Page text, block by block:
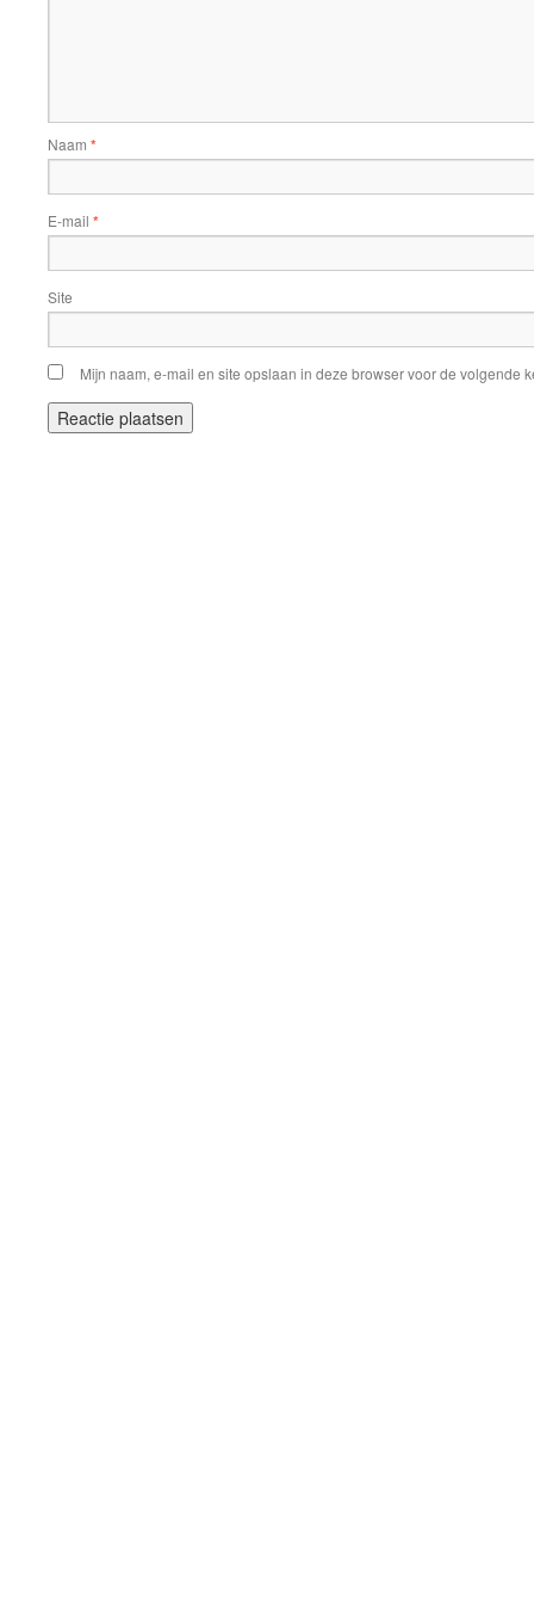
Naam *
E-mail *
Site
Mijn naam, e-mail en site opslaan in deze browser voor de volgende